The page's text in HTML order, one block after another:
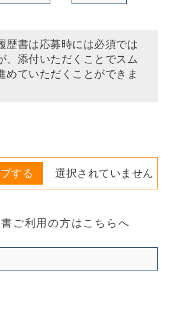
歴書は応募時には必須では
添付いただくことでスム
めていただくことができま
選択されていません
ご利用の方はこちらへ